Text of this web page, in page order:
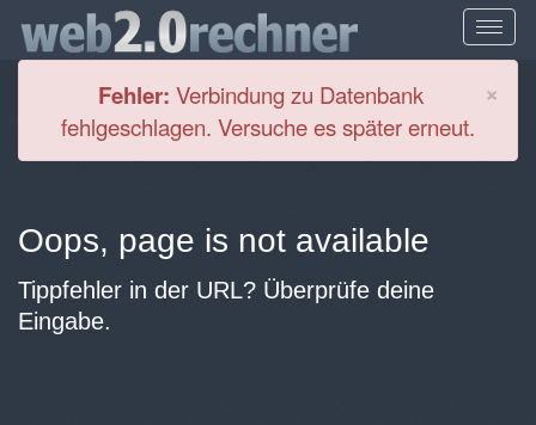
×
Fehler: Verbindung zu Datenbank
fehlgeschlagen. Versuche es später erneut.
Oops, page is not available
Tippfehler in der URL? Überprüfe deine
Eingabe.